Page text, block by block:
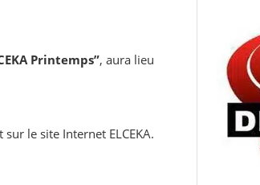
Printemps”, aura lieu
le site Internet ELCEKA.